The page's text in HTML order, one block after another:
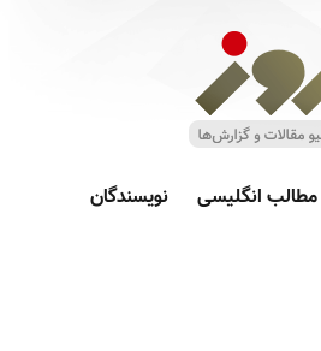
مطالب انگلیسی نویسندگان